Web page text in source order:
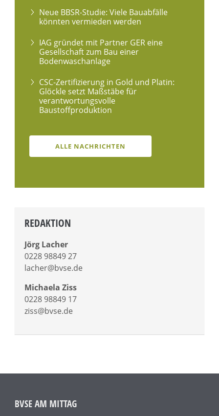
Neue BBSR-Studie: Viele Bauabfälle
könnten vermieden werden
IAG gründet mit Partner GER eine
Gesellschaft zum Bau einer
Bodenwaschanlage
CSC-Zertifizierung in Gold und Platin:
Glöckle setzt Maßstäbe für
verantwortungsvolle
Baustoffproduktion
ALLE NACHRICHTEN
REDAKTION
Jörg Lacher
0228 98849 27
lacher@bvse.de
Michaela Ziss
0228 98849 17
ziss@bvse.de
BVSE AM MITTAG